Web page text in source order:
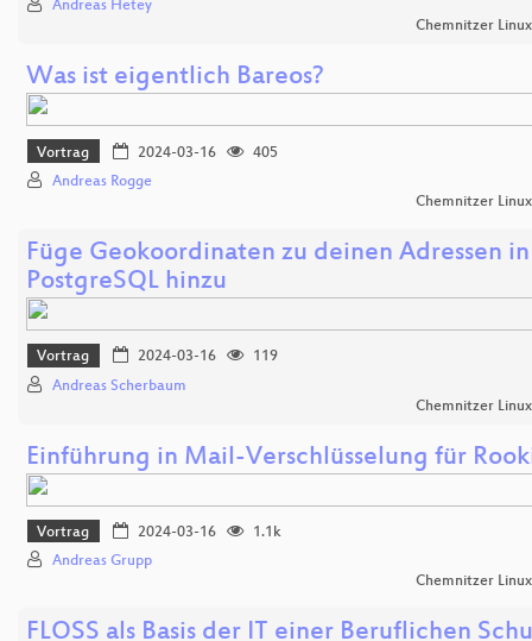
Andreas Hetey
Chemnitzer
Was ist eigentlich Bareos?
Vortrag 2024-03-16
405
Andreas Rogge
Chemnitzer
Füge Geokoordinaten zu deinen Adressen in
PostgreSQL hinzu
Vortrag 2024-03-16
119
Andreas Scherbaum
Chemnitzer
Einführung in Mail-Verschlüsselung für
Vortrag 2024-03-16
1.1k
Andreas Grupp
Chemnitzer
FLOSS als Basis der IT einer Beruflichen